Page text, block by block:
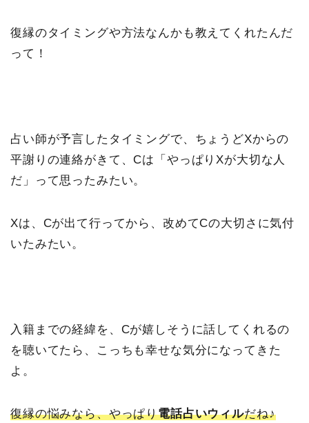
復縁のタイミングや方法なんかも教えてくれたんだ
って！
占い師が予言したタイミングで、ちょうどXからの
平謝りの連絡がきて、Cは「やっぱりXが大切な人
だ」って思ったみたい。
Xは、Cが出て行ってから、改めてCの大切さに気付
いたみたい。
入籍までの経緯を、Cが嬉しそうに話してくれるの
を聴いてたら、こっちも幸せな気分になってきた
よ。
復縁の悩みなら、やっぱり電話占いウィルだね♪